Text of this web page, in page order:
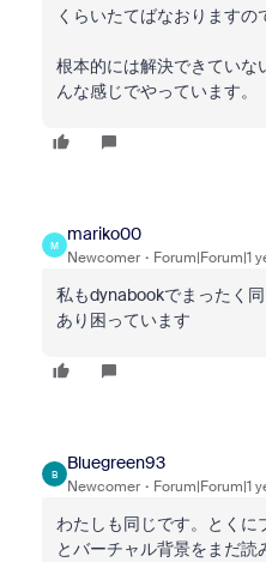
くらいたてばなおりますの
根本的には解決できていな
んな感じでやっています。
M
mariko00
Newcomer Forum|Forum|1
私もdynabookでまったく
あり困っています
B
Bluegreen93
Newcomer Forum|Forum|1
わたしも同じです。とくに
とバーチャル背景をまだ読